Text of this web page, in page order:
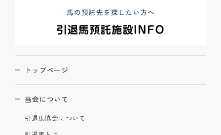
トップページ
当会について
引退馬協会について